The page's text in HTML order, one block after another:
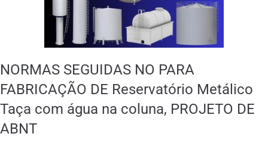
NORMAS SEGUIDAS NO PARA
FABRICAÇÃO DE Reservatório Metálico
Taça com água na coluna, PROJETO DE
ABNT